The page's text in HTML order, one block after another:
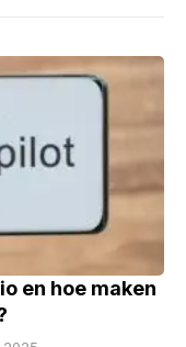
en hoe maken